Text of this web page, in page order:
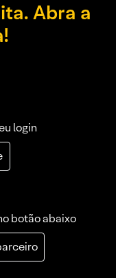
Abra a
login
botão abaixo